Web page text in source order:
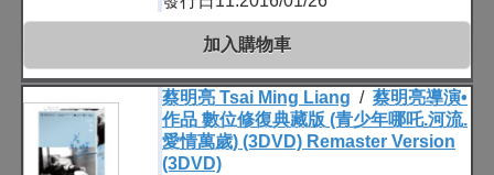
加入購物車
蔡明亮 Tsai Ming Liang / 蔡明亮導演•
作品 數位修復典藏版 (青少年哪吒.河流.
愛情萬歲) (3DVD) Remaster Version
(3DVD)